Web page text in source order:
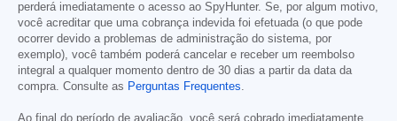
perderá imediatamente o acesso ao SpyHunter. Se, por algum motivo,
você acreditar que uma cobrança indevida foi efetuada (o que pode
ocorrer devido a problemas de administração do sistema, por
exemplo), você também poderá cancelar e receber um reembolso
integral a qualquer momento dentro de 30 dias a partir da data da
compra. Consulte as Perguntas Frequentes.